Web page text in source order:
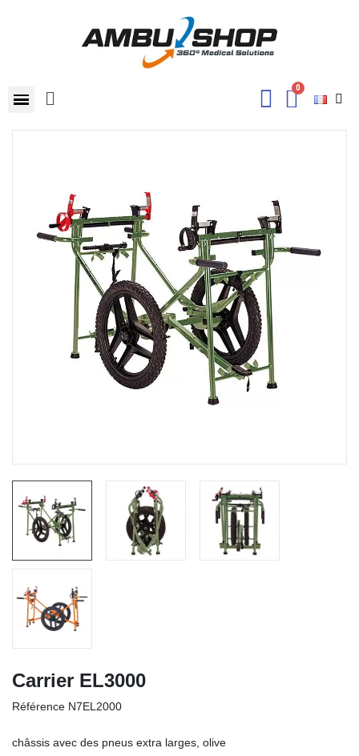
Carrier EL3000
Référence N7EL2000
châssis avec des pneus extra larges, olive